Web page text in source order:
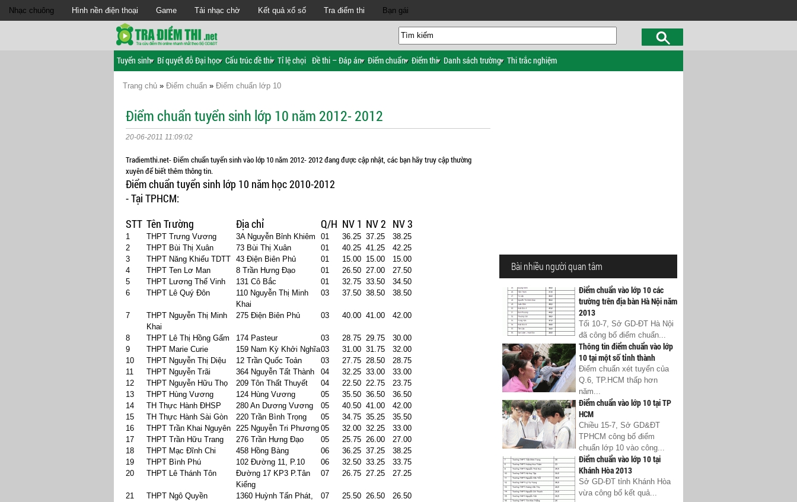
Nhạc chuông Hình nền điện thoại Game Tải nhạc chờ Kết quả xổ số Tra điểm thi Bạn gái
Tuyển sinh Bí quyết đỗ Đại học Cấu trúc đề thi Tỉ lệ chọi Đề thi – Đáp án Điểm chuẩn Điểm thi Danh sách trường Thi trắc nghiệm
Trang chủ » Điểm chuẩn » Điểm chuẩn lớp 10
Điểm chuẩn tuyển sinh lớp 10 năm 2012- 2012
20-06-2011 11:09:02
Tradiemthi.net- Điểm chuẩn tuyển sinh vào lớp 10 năm 2012- 2012 đang được cập nhật, các bạn hãy truy cập thường
xuyên để biết thêm thông tin.
Điểm chuẩn tuyển sinh lớp 10 năm học 2010-2012
- Tại TPHCM:
STT Tên Trường Địa chỉ Q/H NV 1 NV 2 NV 3
1 THPT Trưng Vương 3A Nguyễn Bỉnh Khiêm 01 36.25 37.25
38.25
2
THPT Bùi Thị Xuân 73 Bùi Thị Xuân 01 40.25 41.25
42.25
3
THPT Năng Khiếu TDTT 43 Điện Biên Phủ 01 15.00 15.00
15.00
4
THPT Ten Lơ Man 8 Trần Hưng Đạo 01 26.50 27.00
27.50
5
THPT Lương Thế Vinh 131 Cô Bắc 01 32.75 33.50
34.50
6
THPT Lê Quý Đôn
110 Nguyễn Thị Minh
Khai
03 37.50 38.50 38.50
7
THPT Nguyễn Thị Minh
Khai
275 Điện Biên Phủ 03 40.00 41.00 42.00
8 THPT Lê Thị Hồng Gấm 174 Pasteur 03 28.75 29.75
30.00
9
THPT Marie Curie 159 Nam Kỳ Khởi Nghĩa03 31.00 31.75
32.00
10
THPT Nguyễn Thị Diệu 12 Trần Quốc Toản 03 27.75 28.50
28.75
11
THPT Nguyễn Trãi 364 Nguyễn Tất Thành 04 32.25 33.00
33.00
12
THPT Nguyễn Hữu Thọ 209 Tôn Thất Thuyết 04 22.50 22.75
23.75
13
THPT Hùng Vương 124 Hùng Vương 05 35.50 36.50
36.50
14
TH Thực Hành ĐHSP 280 An Dương Vương 05 40.50 41.00
42.00
15
TH Thực Hành Sài Gòn 220 Trần Bình Trọng 05 34.75 35.25
35.50
16
THPT Trần Khai Nguyên 225 Nguyễn Tri Phương 05 32.00 32.25
33.00
17
THPT Trần Hữu Trang 276 Trần Hưng Đạo 05 25.75 26.00
27.00
18
THPT Mạc Đĩnh Chi 458 Hồng Bàng 06 36.25 37.25
38.25
19
THPT Bình Phú 102 Đường 11, P.10 06 32.50 33.25
33.75
20
THPT Lê Thánh Tôn
Đường 17 KP3 P.Tân
Kiểng
07 26.75 27.25 27.25
21 THPT Ngô Quyền
1360 Huỳnh Tấn Phát,
07 25.50 26.50 26.50
Bài nhiều người quan tâm
Điểm chuẩn vào lớp 10 các
trường trên địa bàn Hà Nội năm
2013
Tối 10-7, Sở GD-ĐT Hà Nội
đã công bố điểm chuẩn...
Thông tin điểm chuẩn vào lớp
10 tại một số tỉnh thành
Điểm chuẩn xét tuyển của
Q.6, TP.HCM thấp hơn
năm...
Điểm chuẩn vào lớp 10 tại TP
HCM
Chiều 15-7, Sở GD&ĐT
TPHCM công bố điểm
chuẩn lớp 10 vào công...
Điểm chuẩn vào lớp 10 tại
Khánh Hòa 2013
Sở GD-ĐT tỉnh Khánh Hòa
vừa công bố kết quả...